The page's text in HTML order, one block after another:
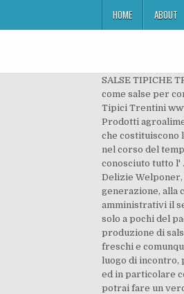
HOME ABOUT
SALSE TIPICHE
come salse per
Tipici Trentini
Prodotti
che costituiscono
nel corso del
conosciuto tutto l'
Delizie Welponer,
generazione, alla
amministrativi il
solo a pochi del
produzione di
freschi e
luogo di incontro,
ed in particolare
potrai fare un